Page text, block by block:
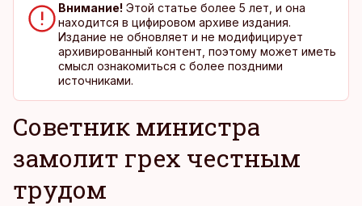
Внимание! Этой статье более 5 лет, и она
находится в цифировом архиве издания.
Издание не обновляет и не модифицирует
архивированный контент, поэтому может иметь
смысл ознакомиться с более поздними
источниками.
Советник министра
замолит грех честным
трудом